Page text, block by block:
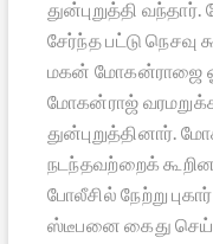
துன்புறுத்தி
சேர்ந்த பட்டு
மகன் மோகன்ராஜை
மோகன்ராஜ்
துன்புறுத்தினார்.
நடந்தவற்றைக்
போலீசில் நேற்று
ஸ்டீபனை கைது